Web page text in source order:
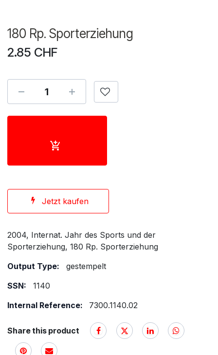
180 Rp. Sporterziehung
2.85 CHF
Jetzt kaufen
2004, Internat. Jahr des Sports und der
Sporterziehung, 180 Rp. Sporterziehung
Output Type:
gestempelt
SSN:
1140
Internal Reference:
7300.1140.02
Share this product